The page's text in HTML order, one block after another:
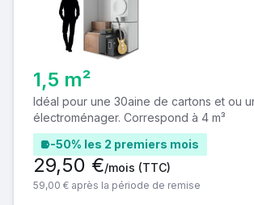
1,5 m²
Idéal pour une 30aine de cartons et ou
électroménager. Correspond à 4 m³
-50% les 2 premiers mois
29,50 €/mois (TTC)
59,00 € après la période de remise